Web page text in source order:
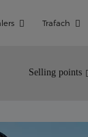
Trafach
Selling points